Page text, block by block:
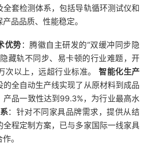
全套检测体系，包括导轨循环测试仪和
品品质、性能稳定。
优势 ：腾徽自主研发的”双缓冲同步隐
藏轨不同步、易卡顿的行业难题，开
次以上，远超行业标准。智能化生产
的全自动生产线实现了从原材料到成品
产品一致性达到99.3%，为行业最高水
：针对不同家具品牌需求，提供从结
全程定制方案，已与多家国际一线家具
。